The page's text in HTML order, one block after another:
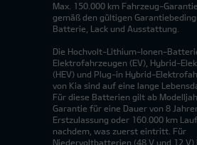
Max. 150.000 km Fahrzeug-
gemäß den gültigen
Batterie, Lack und Ausstattung.
Die Hochvolt-Lithium-Ionen-
Elektrofahrzeugen (EV), Hybrid-
(HEV) und Plug-in Hybrid-
von Kia sind auf eine lange
Für diese Batterien gilt ab
Garantie für eine Dauer von 8
Erstzulassung oder 160.000 km
nachdem, was zuerst eintritt. Für
Niedervoltbatterien (48 V und 12